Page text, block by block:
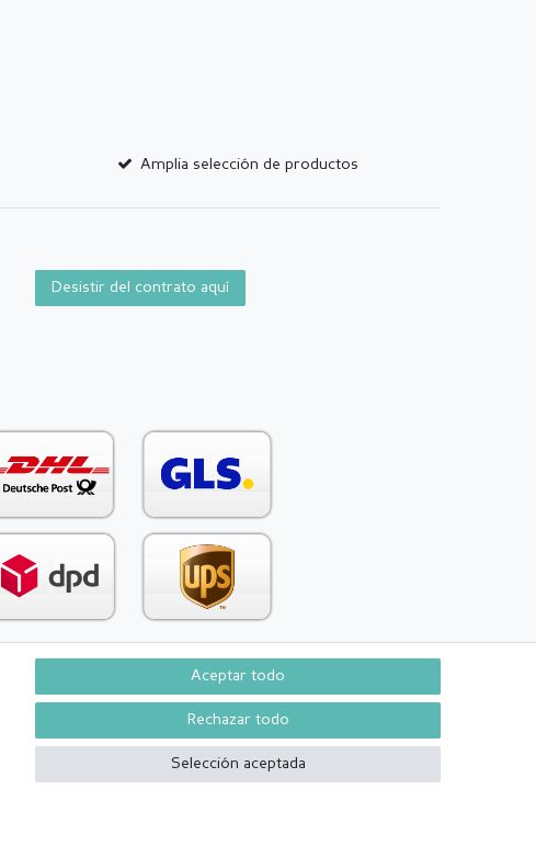
Amplia selección de productos
Desistir del contrato aquí
Withdraw from contract here Contacto
Aceptar todo
Rechazar todo
Selección aceptada